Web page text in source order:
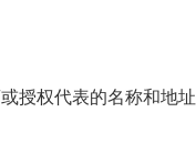
授权代表的名称和地址